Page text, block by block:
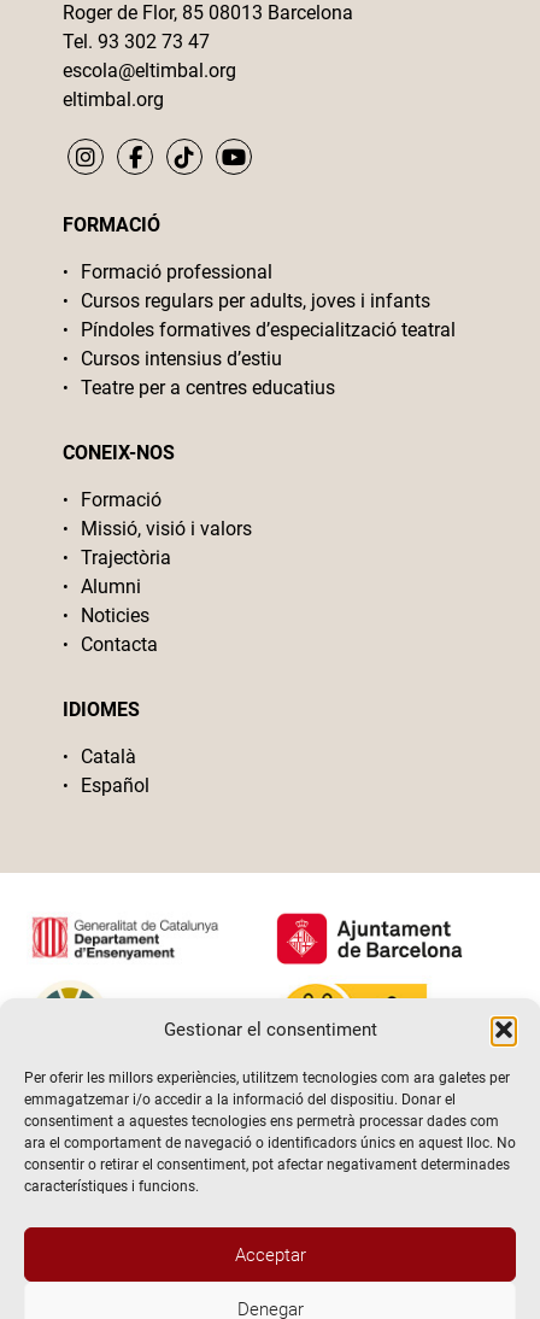
Gestionar el consentiment
Per oferir les millors experiències, utilitzem tecnologies com ara galetes per
emmagatzemar i/o accedir a la informació del dispositiu. Donar el
consentiment a aquestes tecnologies ens permetrà processar dades com
ara el comportament de navegació o identificadors únics en aquest lloc. No
consentir o retirar el consentiment, pot afectar negativament determinades
característiques i funcions.
Acceptar
Denegar
Roger de Flor, 85 08013 Barcelona
Tel. 93 302 73 47
escola@eltimbal.org
eltimbal.org
FORMACIÓ
Formació professional
Cursos regulars per adults, joves i infants
Píndoles formatives d’especialització teatral
Cursos intensius d’estiu
Teatre per a centres educatius
CONEIX-NOS
Formació
Missió, visió i valors
Trajectòria
Alumni
Noticies
Contacta
IDIOMES
Català
Español
@2026 Escola de teatre El Timbal. Tots els drets reservats